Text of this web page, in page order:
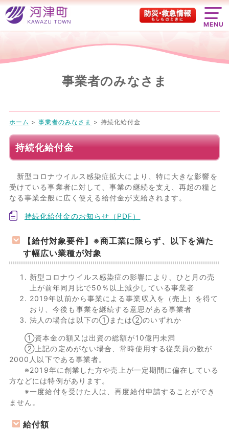
MENU
事業者のみなさま
ホーム > 事業者のみなさま > 持続化給付金
持続化給付金
新型コロナウイルス感染症拡大により、特に大きな影響を
受けている事業者に対して、事業の継続を支え、再起の糧と
なる事業全般に広く使える給付金が支給されます。
持続化給付金のお知らせ（PDF）
【給付対象要件】※商工業に限らず、以下を満た
す幅広い業種が対象
新型コロナウイルス感染症の影響により、ひと月の売
上が前年同月比で50％以上減少している事業者
2019年以前から事業による事業収入を（売上）を得て
おり、今後も事業を継続する意思がある事業者
法人の場合は以下の①または②のいずれか
①資本金の額又は出資の総額が10億円未満
②上記の定めがない場合、常時使用する従業員の数が
2000人以下である事業者。
※2019年に創業した方や売上が一定期間に偏在している
方などには特例があります。
※一度給付を受けた人は、再度給付申請することができ
ません。
給付額